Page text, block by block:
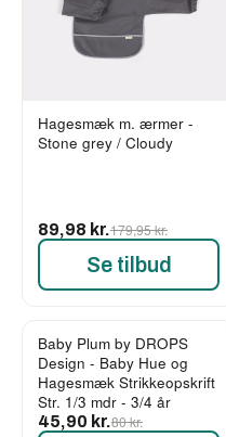
Hagesmæk m. ærmer -
Stone grey / Cloudy
89,98 kr.179,95 kr.
Se tilbud
-43%
Baby Plum by DROPS
Design - Baby Hue og
Hagesmæk Strikkeopskrift
Str. 1/3 mdr - 3/4 år
45,90 kr.80 kr.